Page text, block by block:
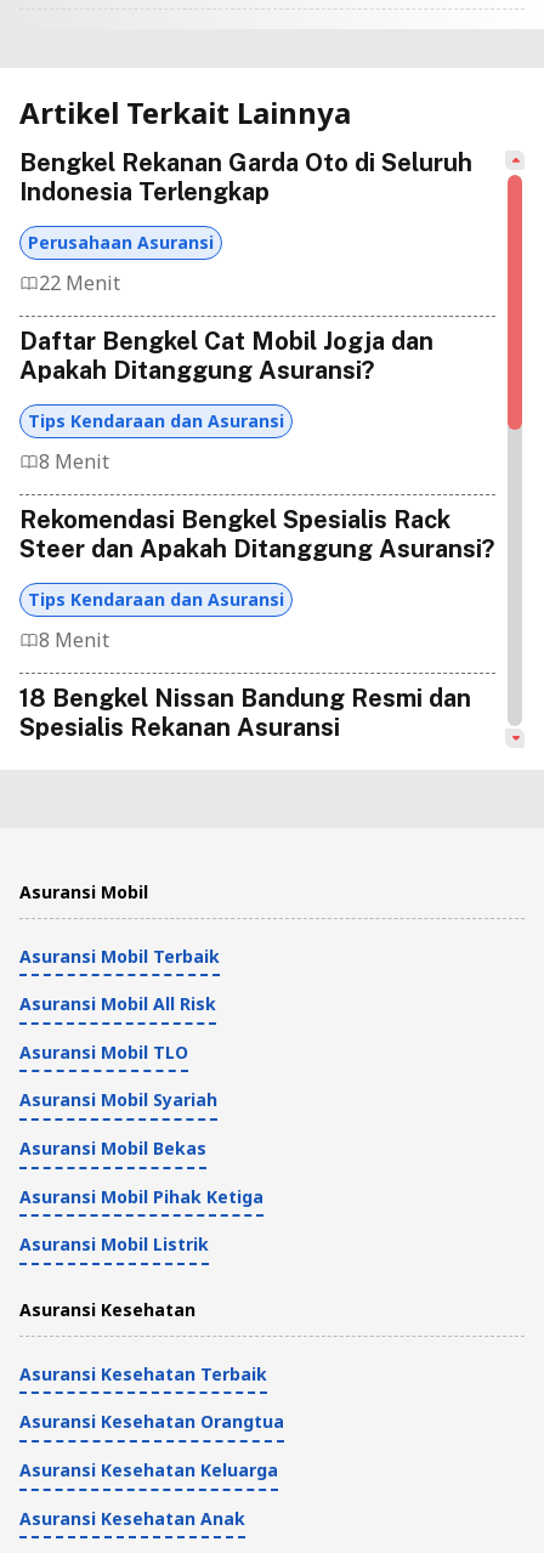
Artikel Terkait Lainnya
Bengkel Rekanan Garda Oto di Seluruh
Indonesia Terlengkap
Perusahaan Asuransi
22 Menit
Daftar Bengkel Cat Mobil Jogja dan
Apakah Ditanggung Asuransi?
Tips Kendaraan dan Asuransi
8 Menit
Rekomendasi Bengkel Spesialis Rack
Steer dan Apakah Ditanggung Asuransi?
Tips Kendaraan dan Asuransi
8 Menit
18 Bengkel Nissan Bandung Resmi dan
Spesialis Rekanan Asuransi
Terbaik Rekanan Asuransi
Tips Kendaraan dan Asuransi
3 Menit
Bengkel Perbaikan Sasis Mobil
Asuransi?
Tips Kendaraan dan Asuransi
7 Menit
15 Bengkel Cat Mobil Bekasi, Apakah
Tips Kendaraan dan Asuransi
7 Menit
Asuransi Mobil
Asuransi Mobil Terbaik
Asuransi Mobil All Risk
Asuransi Mobil TLO
Asuransi Mobil Syariah
Asuransi Mobil Bekas
Asuransi Mobil Pihak Ketiga
Asuransi Mobil Listrik
Asuransi Kesehatan
Asuransi Kesehatan Terbaik
Asuransi Kesehatan Orangtua
Asuransi Kesehatan Keluarga
Asuransi Kesehatan Anak